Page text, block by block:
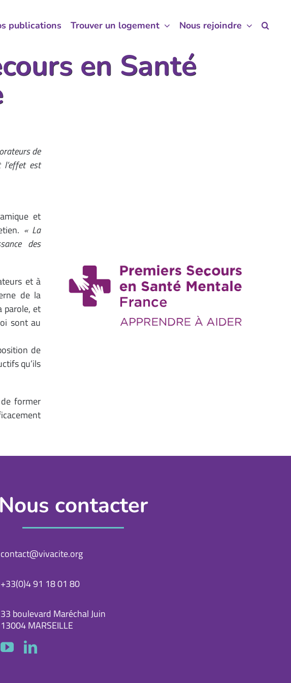
publications Trouver un logement Nous rejoindre
publications Trouver un logement Nous rejoindre
en Santé
de
est
et
« La
des
et à
de la
parole, et
sont au
de
qu’ils
former
Nous contacter
contact@vivacite.org
+33(0)4 91 18 01 80
33 boulevard Maréchal Juin
13004 MARSEILLE